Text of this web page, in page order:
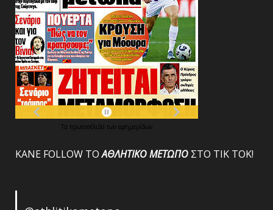
Τα πρωτοσέλιδα των εφημερίδων
ΚΑΝΕ FOLLOW ΤΟΑΘΛΗΤΙΚΟΜΕΤΩΠΟ ΣΤΟ ΤΙΚ ΤΟΚ!